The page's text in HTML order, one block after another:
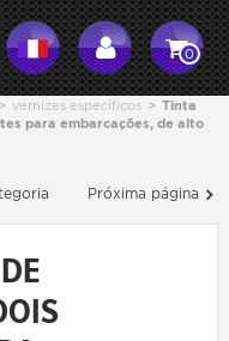
0
> vernizes específicos > Tinta
para embarcações, de alto
Próxima página